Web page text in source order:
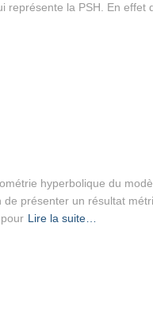
la PSH. En effet
hyperbolique du
de présenter un résultat
Lire la suite…